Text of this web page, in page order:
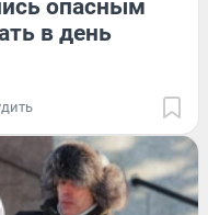
опасным
в день